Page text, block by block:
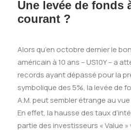
Une levée de fonds
courant ?
Alors qu’en octobre dernier le
américain à 10 ans – US10Y – a
records ayant dépassé pour la
symbolique des 5%, la levée de
A.M. peut sembler étrange au
En effet, la hausse des taux
partie des investisseurs « Value